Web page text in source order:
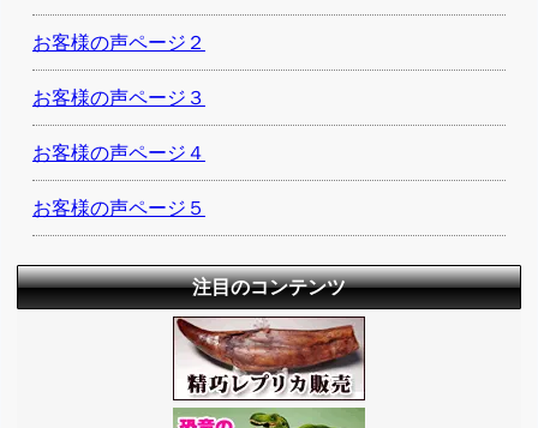
お客様の声ページ２
お客様の声ページ３
お客様の声ページ４
お客様の声ページ５
注目のコンテンツ